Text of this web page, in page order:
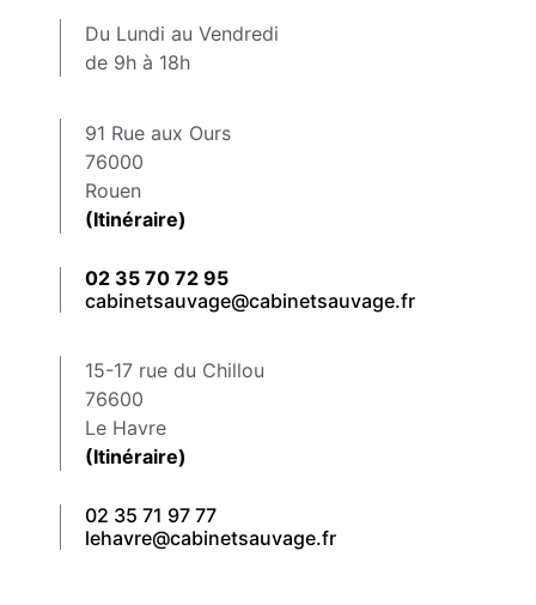
Du Lundi au Vendredi
de 9h à 18h
91 Rue aux Ours
76000
Rouen
(Itinéraire)
02 35 70 72 95
cabinetsauvage@cabinetsauvage.fr
15-17 rue du Chillou
76600
Le Havre
(Itinéraire)
02 35 71 97 77
lehavre@cabinetsauvage.fr